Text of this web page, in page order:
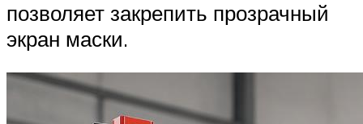
позволяет закрепить прозрачный
экран маски.